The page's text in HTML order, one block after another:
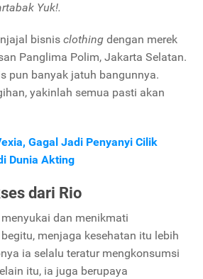
Yuk!.
bisnis clothing dengan merek
Panglima Polim, Jakarta Selatan.
pun banyak jatuh bangunnya.
yakinlah semua pasti akan
Gagal Jadi Penyanyi Cilik
Dunia Akting
dari Rio
dan menikmati
menjaga kesehatan itu lebih
ia selalu teratur mengkonsumsi
itu, ia juga berupaya